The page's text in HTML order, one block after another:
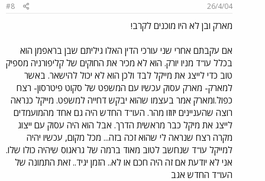
26/4/04
#8
מארק ובן לא היו מוכנים לקרב!
אם עקבתם אחרי שני עורכי הדין האלו גיליתם שבן בראפמן הוא
בכלל עו"ד מניו יורק. הוא לא מכיר את החוקים של קליפורניה מספיק
טוב כדי לייצג את מייקל לבד ולכן הוא לא יכול להישאר. באשר
למארק- מארק עסוק עכשיו עם המשפט של סקוט פיטרסון- רצח
כפול.ומארק אמר בעצמו שהוא יבקש דחייה למשפט. מייקל כנראה
רוצה שהעניינים יזוזו מהר. העו"ד החדש היה גם אחד מהמועמדים
לייצג את מיקל כבר מראשית הדרך. אבל הוא היה עסוק עם ייצוג
מקרה רצח שנראה לי שהוא זכה בזה... מכל מקום, עכשיו יהיה
למייקל עו"ד שנחשב לטוב מאוד ברמה של גראגוס שיהיה כולו שלו.
אני לא יודעת אם זה היה חכם או לא.. הזמן יגיד.. זאת התמונה של
העו"ד החדש אגב